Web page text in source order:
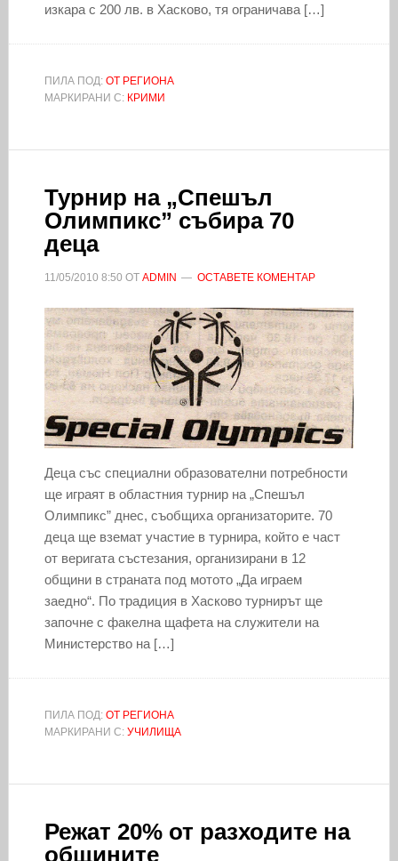
изкара с 200 лв. в Хасково, тя ограничава […]
ПИЛА ПОД: ОТ РЕГИОНА
МАРКИРАНИ С: КРИМИ
Турнир на „Спешъл
Олимпикс” събира 70
деца
11/05/2010 8:50 ОТ ADMIN ОСТАВЕТЕ КОМЕНТАР
Деца със специални образователни потребности
ще играят в областния турнир на „Спешъл
Олимпикс” днес, съобщиха организаторите. 70
деца ще вземат участие в турнира, който е част
от веригата състезания, организирани в 12
общини в страната под мотото „Да играем
заедно“. По традиция в Хасково турнирът ще
започне с факелна щафета на служители на
Министерство на […]
ПИЛА ПОД: ОТ РЕГИОНА
МАРКИРАНИ С: УЧИЛИЩА
Режат 20% от разходите на
общините